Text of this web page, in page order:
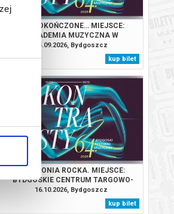
NIEDOKOŃCZONE… MIEJSCE:
AKADEMIA MUZYCZNA W
BYDGOSZCZY
25.09.2026, Bydgoszcz
kup bilet
SYMFONIA ROCKA. MIEJSCE:
BYDGOSKIE CENTRUM TARGOWO-
WYSTAWIENNICZE
16.10.2026, Bydgoszcz
kup bilet